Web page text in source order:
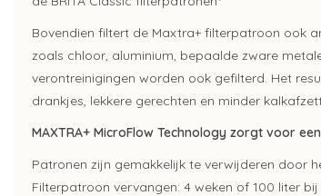
Bovendien filtert de Maxtra+ filterpatroon ook
zoals chloor, aluminium, bepaalde zware
verontreinigingen worden ook gefilterd. Het
drankjes, lekkere gerechten en minder
MAXTRA+ MicroFlow Technology zorgt voor
Patronen zijn gemakkelijk te verwijderen door
Filterpatroon vervangen: 4 weken of 100 liter